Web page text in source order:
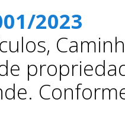
2023